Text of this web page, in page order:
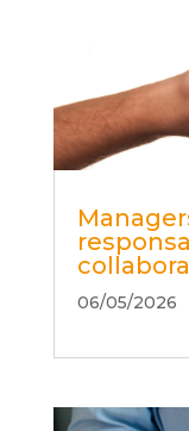
06/05/2026